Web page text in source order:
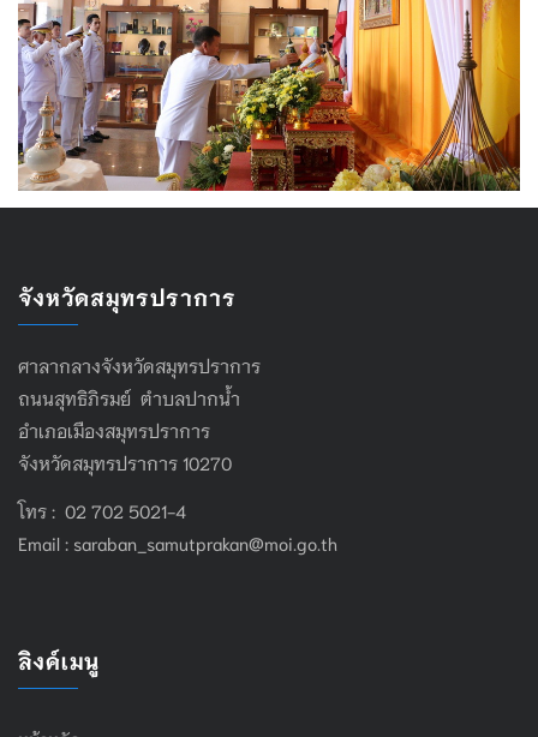
จังหวัดสมุทรปราการ
ศาลากลางจังหวัดสมุทรปราการ
ถนนสุทธิภิรมย์ ตำบลปากน้ำ
อำเภอเมืองสมุทรปราการ
จังหวัดสมุทรปราการ 10270
โทร : 02 702 5021-4
Email : saraban_samutprakan@moi.go.th
ลิงค์เมนู